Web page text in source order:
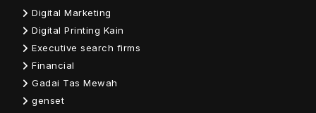
Digital Marketing
Digital Printing Kain
Executive search firms
Financial
Gadai Tas Mewah
genset